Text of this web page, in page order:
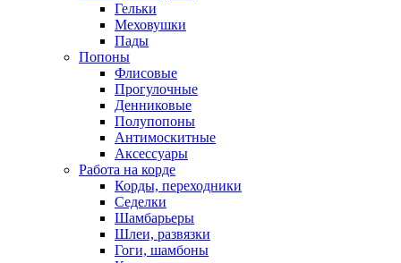
Гельки
Меховушки
Пады
Попоны
Флисовые
Прогулочные
Денниковые
Полупопоны
Антимоскитные
Аксессуары
Работа на корде
Корды, переходники
Седелки
Шамбарьеры
Шлеи, развязки
Гоги, шамбоны